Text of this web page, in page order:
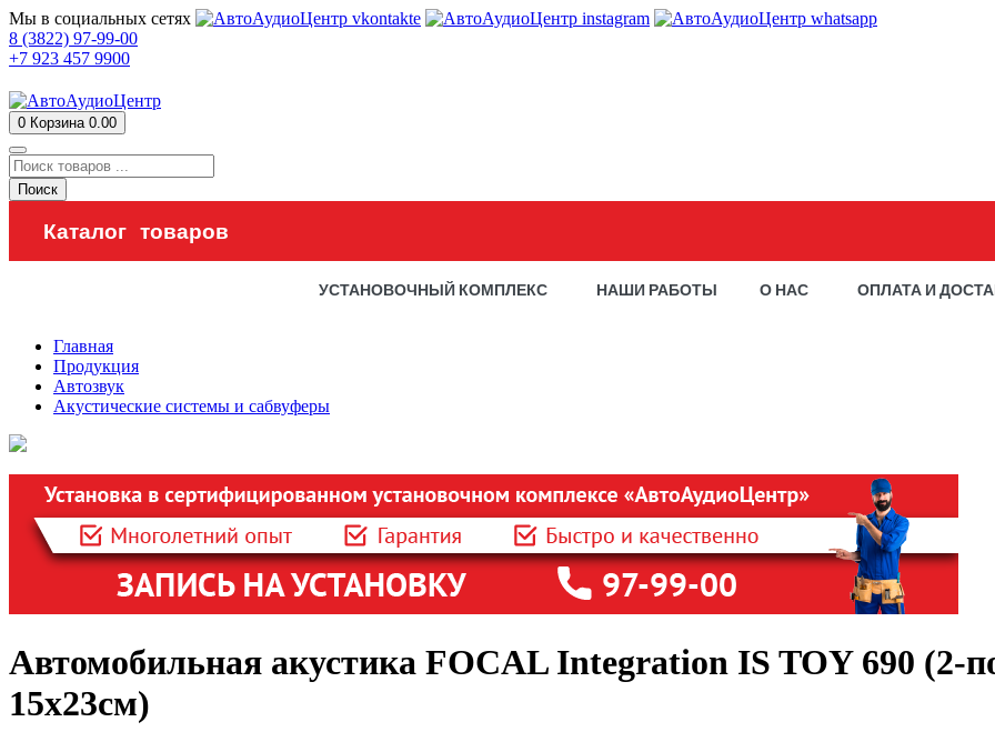
Мы в социальных сетях
8 (3822) 97-99-00
+7 923 457 9900
0 Корзина 0.00
Поиск
Каталог товаров
УСТАНОВОЧНЫЙ КОМПЛЕКС НАШИ РАБОТЫ О НАС ОПЛАТА И
Главная
Продукция
Автозвук
Акустические системы и сабвуферы
Автомобильная акустика FOCAL Integration IS TOY 690 (2-
15х23см)